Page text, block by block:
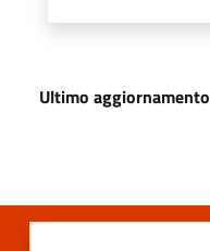
Ultimo aggiornamento